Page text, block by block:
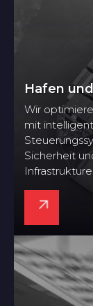
Hafen
Wir
mit
Sicherheit